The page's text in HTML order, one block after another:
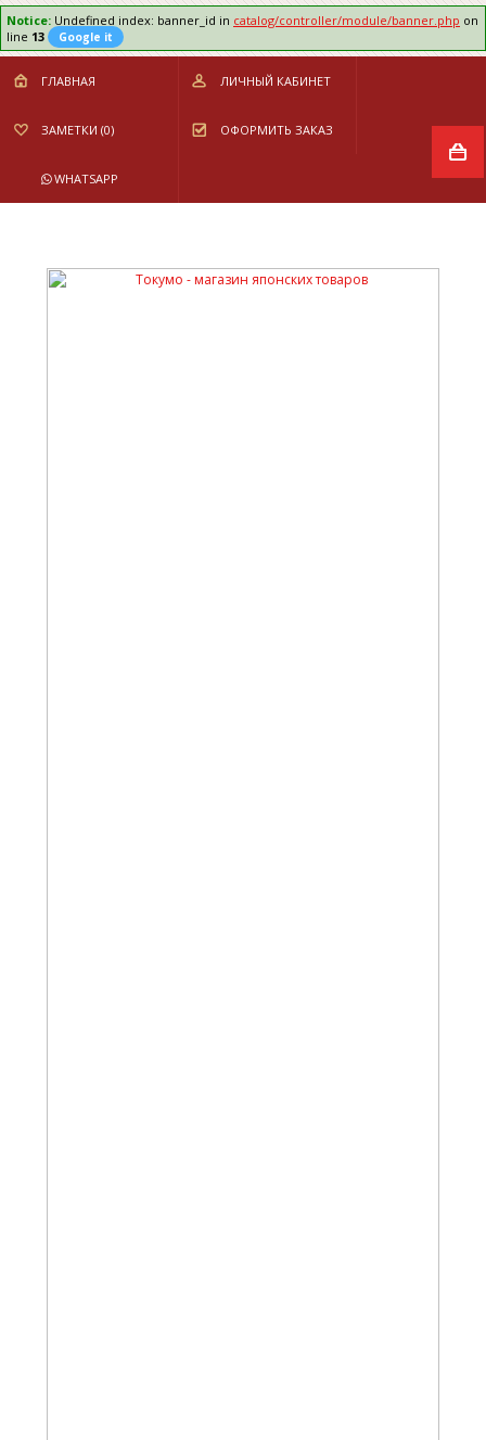
Notice: Undefined index: banner_id in catalog/controller/module/banner.php on
line 13 Google it
ГЛАВНАЯ ЛИЧНЫЙ КАБИНЕТ
ЗАМЕТКИ (0) ОФОРМИТЬ ЗАКАЗ
WHATSAPP